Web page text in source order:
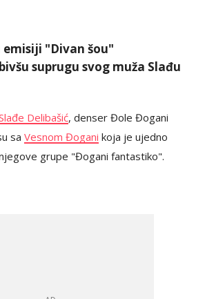
emisiji "Divan šou"
suprugu svog muža Slađu
Delibašić, denser Đole Đogani
sa Vesnom Đogani koja je ujedno
grupe "Đogani fantastiko".